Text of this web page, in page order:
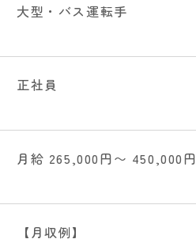
大型・バス運転手
正社員
月給 265,000円〜 450,000円
【月収例】